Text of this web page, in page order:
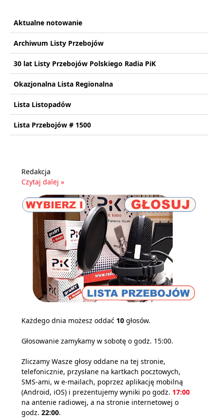
Aktualne notowanie
Archiwum Listy Przebojów
30 lat Listy Przebojów Polskiego Radia PiK
Okazjonalna Lista Regionalna
Lista Listopadów
Lista Przebojów # 1500
Redakcja
Czytaj dalej »
Każdego dnia możesz oddać 10 głosów.
Głosowanie zamykamy w sobotę o godz. 15:00.
Zliczamy Wasze głosy oddane na tej stronie,
telefonicznie, przysłane na kartkach pocztowych,
SMS-ami, w e-mailach, poprzez aplikację mobilną
(Android, iOS) i prezentujemy wyniki po godz. 17:00
na antenie radiowej, a na stronie internetowej o
godz. 22:00.